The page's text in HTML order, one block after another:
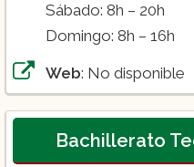
Sábado: 8h – 20h
Domingo: 8h – 16h
Web: No disponible
Bachillerato